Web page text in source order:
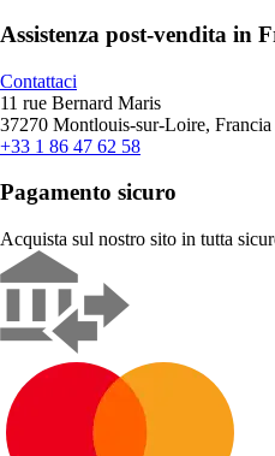
Assistenza post-vendita in
Contattaci
11 rue Bernard Maris
37270 Montlouis-sur-Loire, Francia
+33 1 86 47 62 58
Pagamento sicuro
Acquista sul nostro sito in tutta